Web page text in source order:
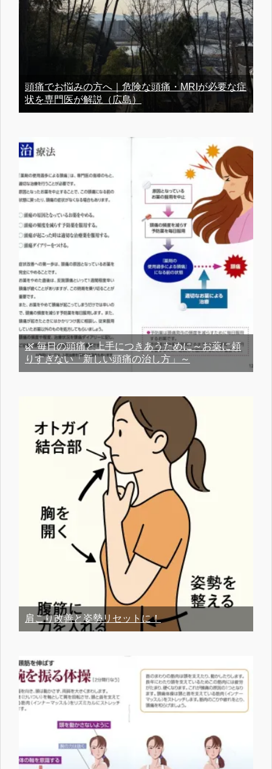
頭痛でお悩みの方へ｜危険な頭痛・MRIが必要な症
状を専門医が解説（広島）
🌿 毎日の頭痛と上手につきあうために～お薬に頼
りすぎない「新しい頭痛の治し方」～
肩こり改善と姿勢リセットに！